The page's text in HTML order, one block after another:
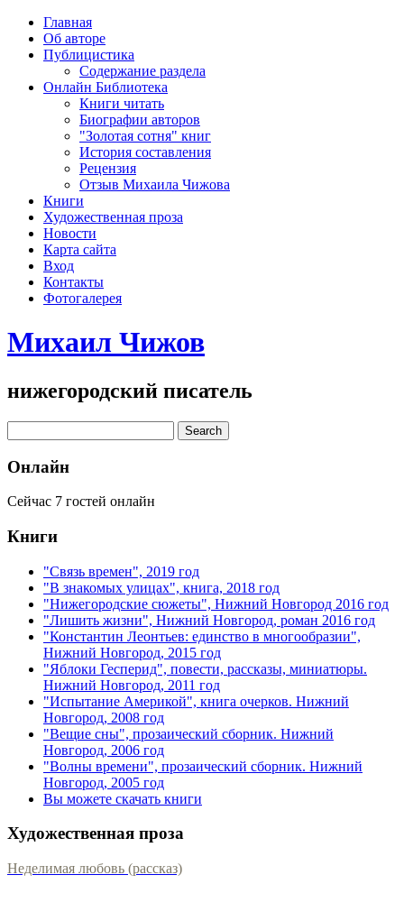
Главная
Об авторе
Публицистика
Содержание раздела
Онлайн Библиотека
Книги читать
Биографии авторов
"Золотая сотня" книг
История составления
Рецензия
Отзыв Михаила Чижова
Книги
Художественная проза
Новости
Карта сайта
Вход
Контакты
Фотогалерея
Михаил Чижов
нижегородский писатель
Онлайн
Сейчас 7 гостей онлайн
Книги
"Связь времен", 2019 год
"В знакомых улицах", книга, 2018 год
"Нижегородские сюжеты", Нижний Новгород 2016 год
"Лишить жизни", Нижний Новгород, роман 2016 год
"Константин Леонтьев: единство в многообразии",
Нижний Новгород, 2015 год
"Яблоки Гесперид", повести, рассказы, миниатюры.
Нижний Новгород, 2011 год
"Испытание Америкой", книга очерков. Нижний
Новгород, 2008 год
"Вещие сны", прозаический сборник. Нижний
Новгород, 2006 год
"Волны времени", прозаический сборник. Нижний
Новгород, 2005 год
Вы можете скачать книги
Художественная проза
Неделимая любовь (рассказ)